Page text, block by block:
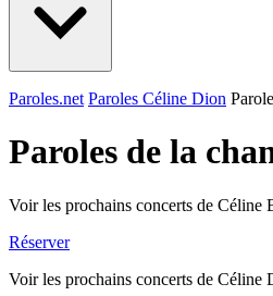
Paroles.net Paroles Céline Dion
Paroles de la
Voir les prochains concerts de Céline
Réserver
Voir les prochains concerts de Céline